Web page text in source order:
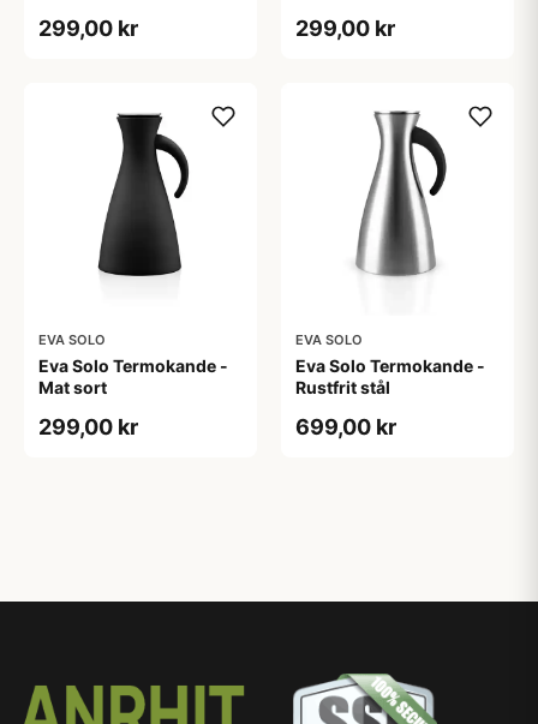
299,00 kr 299,00 kr
EVA SOLO
Eva Solo Termokande -
Mat sort
299,00 kr
EVA SOLO
Eva Solo Termokande -
Rustfrit stål
699,00 kr